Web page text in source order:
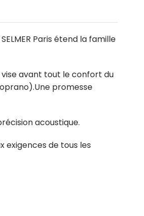
Paris étend la famille
vise avant tout le confort du
promesse
acoustique.
exigences de tous les